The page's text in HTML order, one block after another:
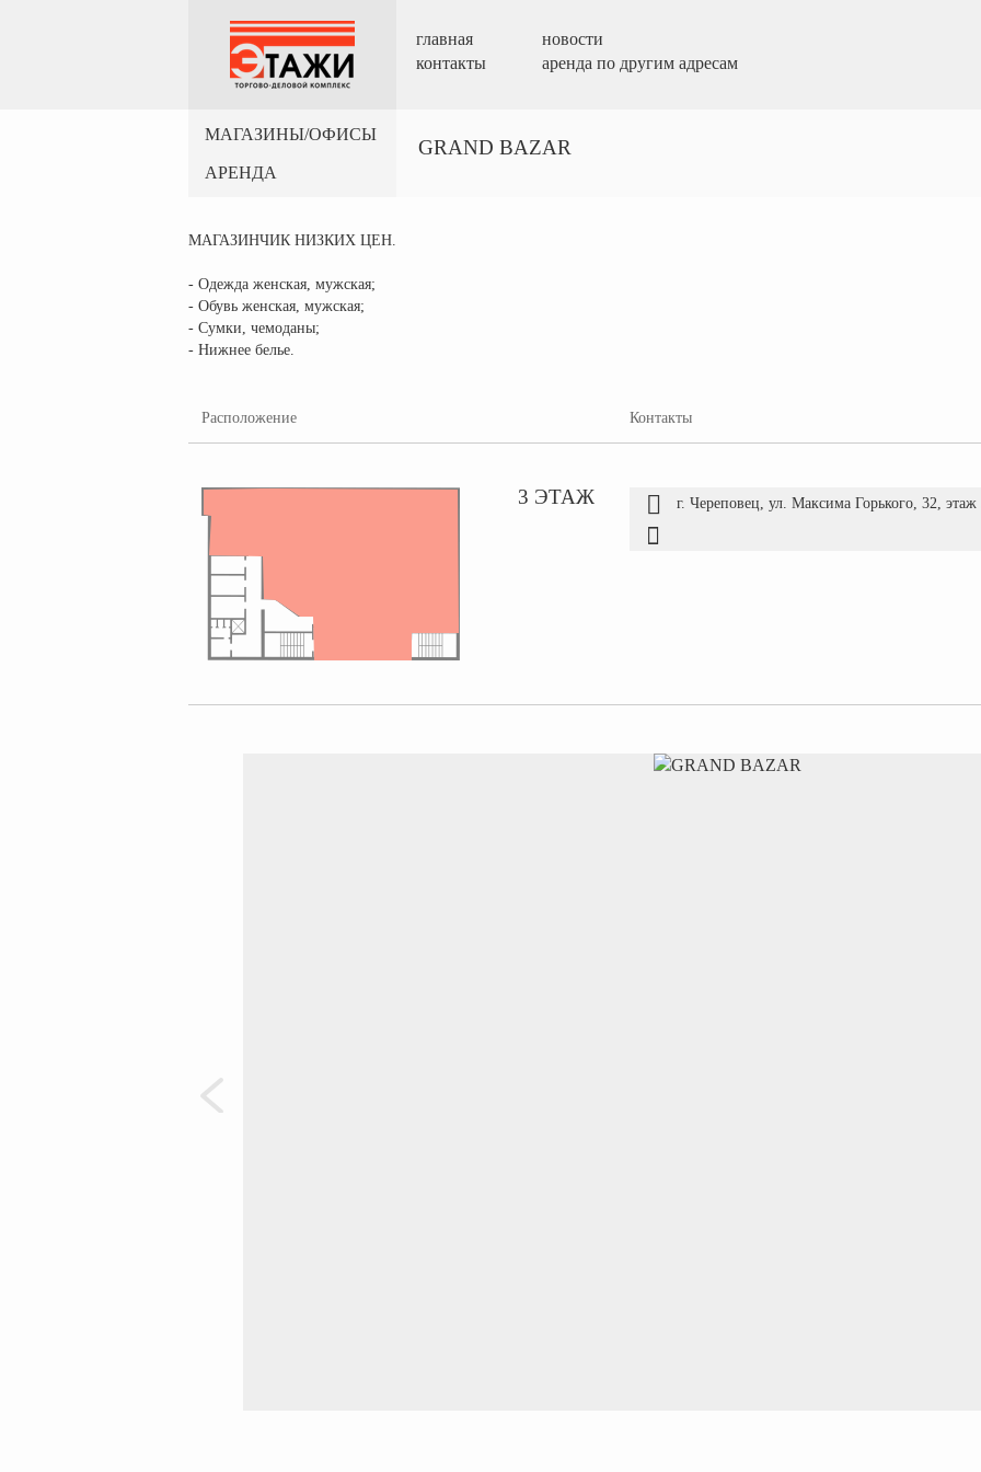
главная
новости
контакты
аренда по другим адресам
МАГАЗИНЫ/ОФИСЫ
АРЕНДА
GRAND BAZAR
МАГАЗИНЧИК НИЗКИХ ЦЕН.
- Одежда женская, мужская;
- Обувь женская, мужская;
- Сумки, чемоданы;
- Нижнее белье.
Расположение Контакты
3 ЭТАЖ г. Череповец, ул. Максима Горького, 32,